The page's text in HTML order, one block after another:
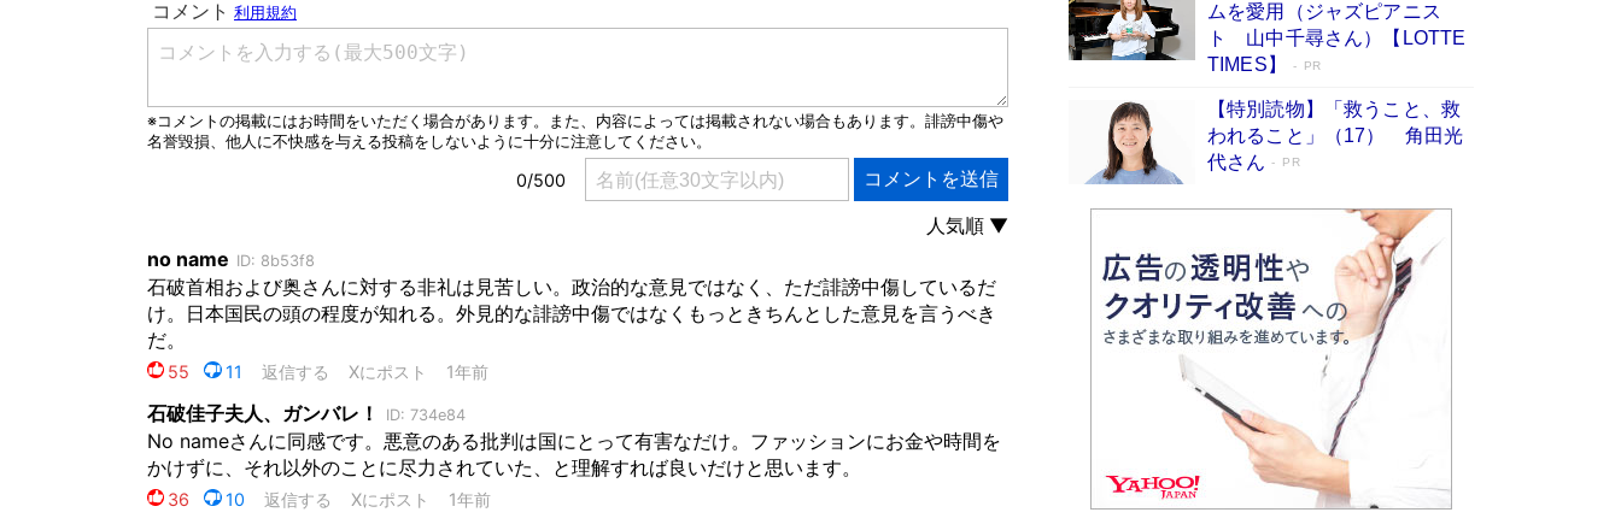
「不意に涙が出そうに…」高嶋政伸が明かし
た“13歳の娘を暴行する役”への葛藤 インティマ
シーコーディネーターに支えられたNHK『大奥』
ムを愛用（ジャズピアニス
ト 山中千尋さん）【LOTTE
TIMES】
PR
【特別読物】「救うこと、救
われること」（17） 角田光
代さん
PR